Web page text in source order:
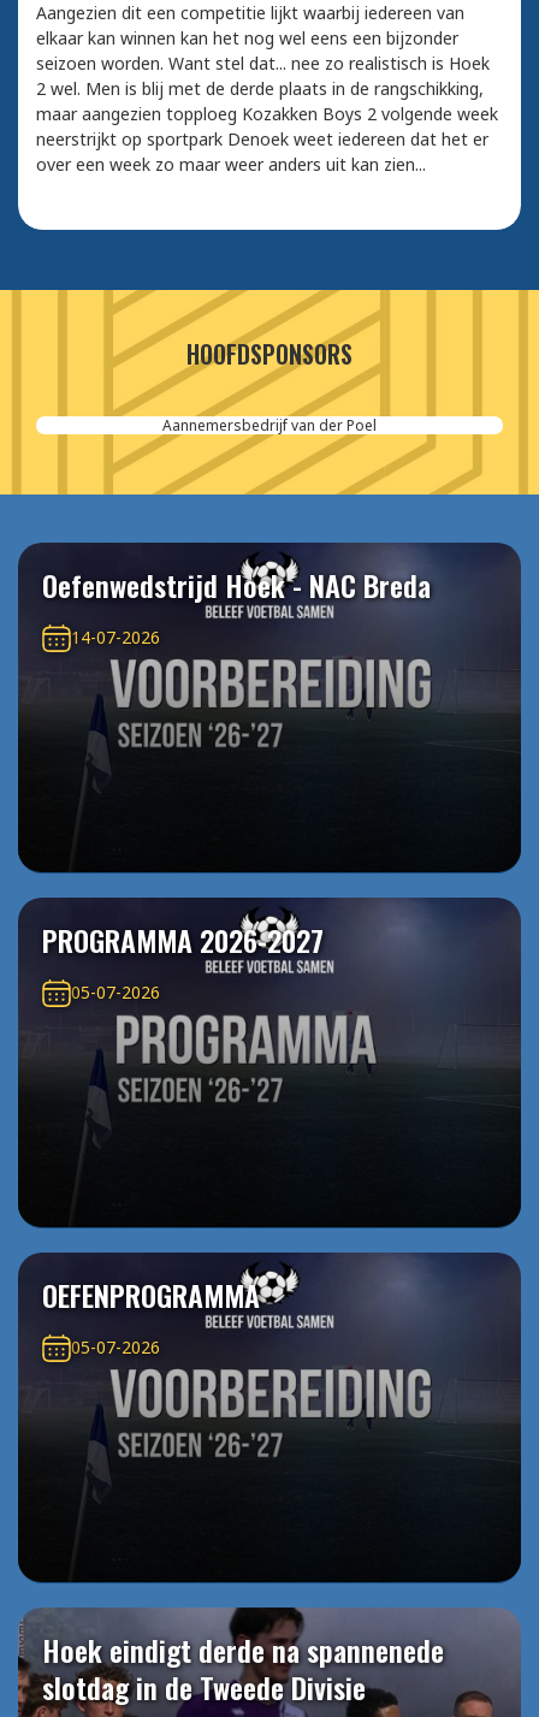
Aangezien dit een competitie lijkt waarbij iedereen van
elkaar kan winnen kan het nog wel eens een bijzonder
seizoen worden. Want stel dat... nee zo realistisch is Hoek
2 wel. Men is blij met de derde plaats in de rangschikking,
maar aangezien topploeg Kozakken Boys 2 volgende week
neerstrijkt op sportpark Denoek weet iedereen dat het er
over een week zo maar weer anders uit kan zien...
HOOFDSPONSORS
Aannemersbedrijf van der Poel
Oefenwedstrijd Hoek - NAC Breda
14-07-2026
PROGRAMMA 2026-2027
05-07-2026
OEFENPROGRAMMA
05-07-2026
Hoek eindigt derde na spannenede
slotdag in de Tweede Divisie